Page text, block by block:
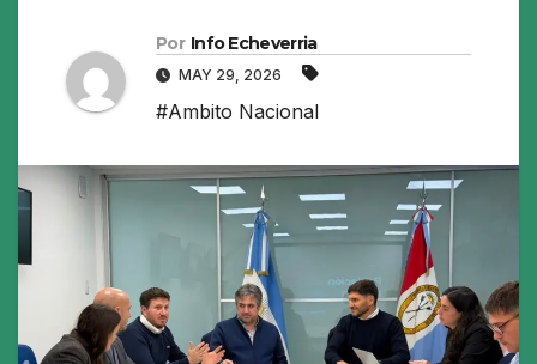
Por Info Echeverria
MAY 29, 2026
#Ambito Nacional